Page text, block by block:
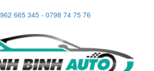
665 345 - 0798 74 75 76